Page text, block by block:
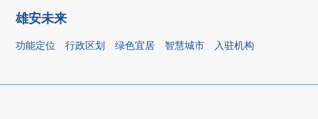
雄安未来
功能定位 行政区划 绿色宜居 智慧城市 入驻机构